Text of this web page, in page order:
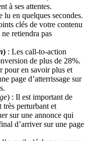
à ses attentes.
lu en quelques secondes.
clés de votre contenu
retiendra pas
) : Les call-to-action
de plus de 28%.
pour en savoir plus et
page d’atterrissage sur
) : Il est important de
très perturbant et
sur une annonce qui
d’arriver sur une page